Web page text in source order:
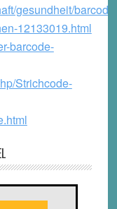
gesundheit/
12133019.html
barcode-
Strichcode-